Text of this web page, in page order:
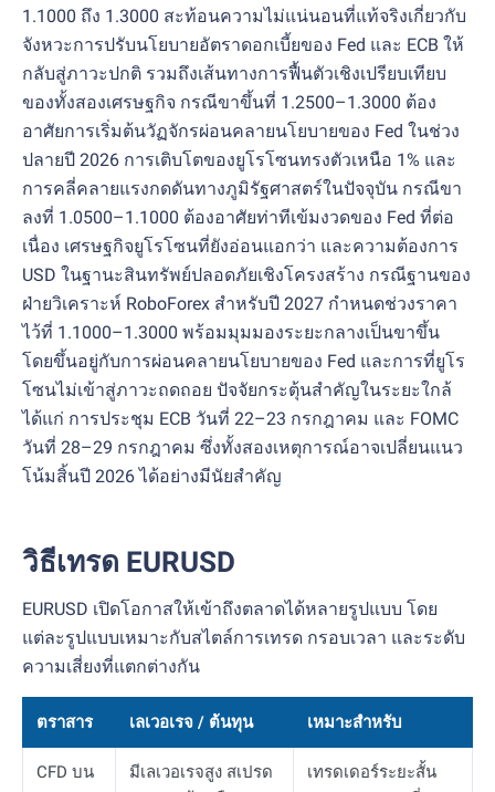
1.1000 ถึง 1.3000 สะท้อนความไม่แน่นอนที่แท้จริงเกี่ยวกับ
จังหวะการปรับนโยบายอัตราดอกเบี้ยของ Fed และ ECB ให้
กลับสู่ภาวะปกติ รวมถึงเส้นทางการฟื้นตัวเชิงเปรียบเทียบ
ของทั้งสองเศรษฐกิจ กรณีขาขึ้นที่ 1.2500–1.3000 ต้อง
อาศัยการเริ่มต้นวัฏจักรผ่อนคลายนโยบายของ Fed ในช่วง
ปลายปี 2026 การเติบโตของยูโรโซนทรงตัวเหนือ 1% และ
การคลี่คลายแรงกดดันทางภูมิรัฐศาสตร์ในปัจจุบัน กรณีขา
ลงที่ 1.0500–1.1000 ต้องอาศัยท่าทีเข้มงวดของ Fed ที่ต่อ
เนื่อง เศรษฐกิจยูโรโซนที่ยังอ่อนแอกว่า และความต้องการ
USD ในฐานะสินทรัพย์ปลอดภัยเชิงโครงสร้าง กรณีฐานของ
ฝ่ายวิเคราะห์ RoboForex สำหรับปี 2027 กำหนดช่วงราคา
ไว้ที่ 1.1000–1.3000 พร้อมมุมมองระยะกลางเป็นขาขึ้น
โดยขึ้นอยู่กับการผ่อนคลายนโยบายของ Fed และการที่ยูโร
โซนไม่เข้าสู่ภาวะถดถอย ปัจจัยกระตุ้นสำคัญในระยะใกล้
ได้แก่ การประชุม ECB วันที่ 22–23 กรกฎาคม และ FOMC
วันที่ 28–29 กรกฎาคม ซึ่งทั้งสองเหตุการณ์อาจเปลี่ยนแนว
โน้มสิ้นปี 2026 ได้อย่างมีนัยสำคัญ
วิธีเทรด EURUSD
EURUSD เปิดโอกาสให้เข้าถึงตลาดได้หลายรูปแบบ โดย
แต่ละรูปแบบเหมาะกับสไตล์การเทรด กรอบเวลา และระดับ
ความเสี่ยงที่แตกต่างกัน
ตราสาร เลเวอเรจ / ต้นทุน เหมาะสำหรับ
CFD บน
มีเลเวอเรจสูง สเปรด
เทรดเดอร์ระยะสั้น